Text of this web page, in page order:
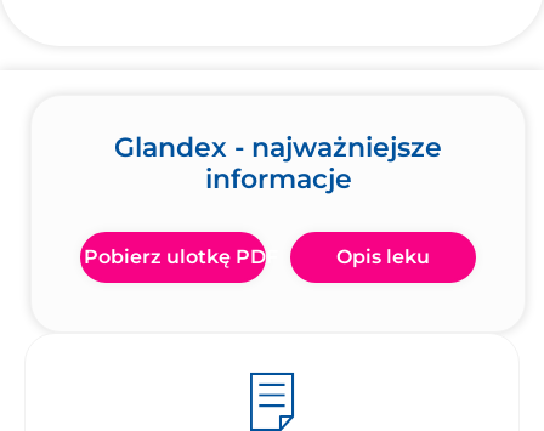
Glandex - najważniejsze
informacje
Pobierz ulotkę PDF Opis leku